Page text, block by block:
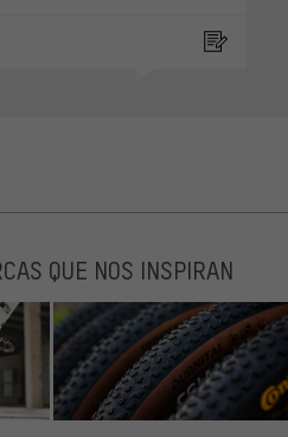
QUE NOS INSPIRAN